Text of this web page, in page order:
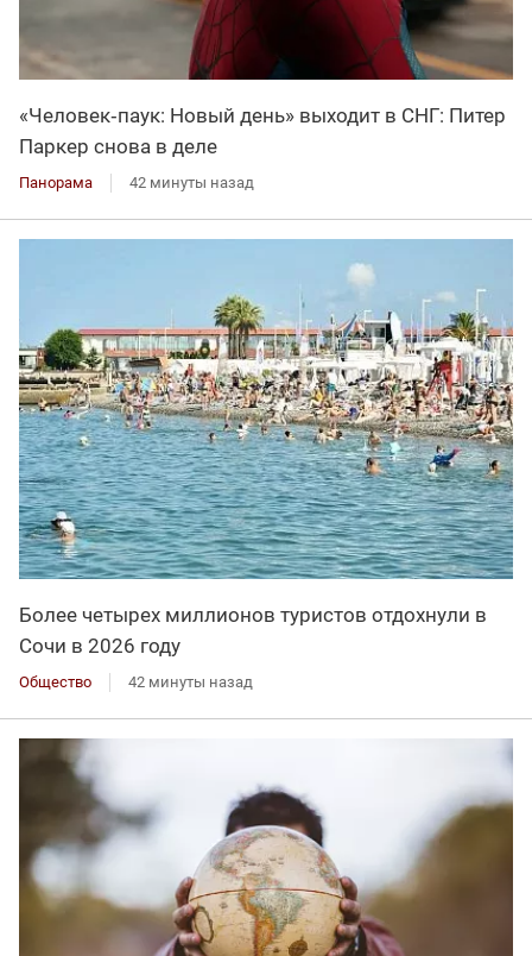
«Человек‑паук: Новый день» выходит в СНГ: Питер
Паркер снова в деле
Панорама 42 минуты назад
Более четырех миллионов туристов отдохнули в
Сочи в 2026 году
Общество 42 минуты назад